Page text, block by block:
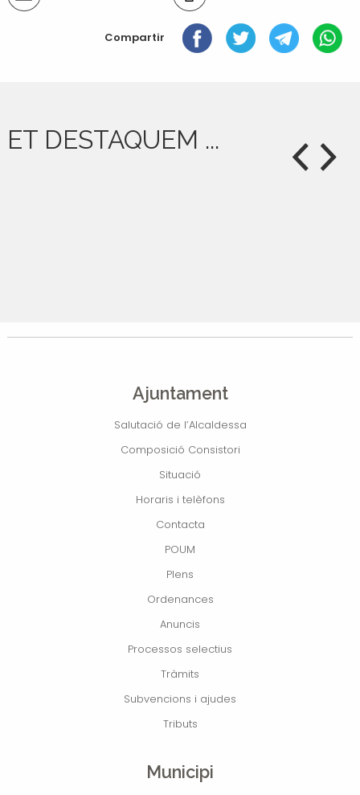
del
Compartir
ET DESTAQUEM ...
Ajuntament
Salutació de l’Alcaldessa
Composició Consistori
Situació
Horaris i telèfons
Contacta
POUM
Plens
Ordenances
Anuncis
Processos selectius
Tràmits
Subvencions i ajudes
Tributs
Municipi